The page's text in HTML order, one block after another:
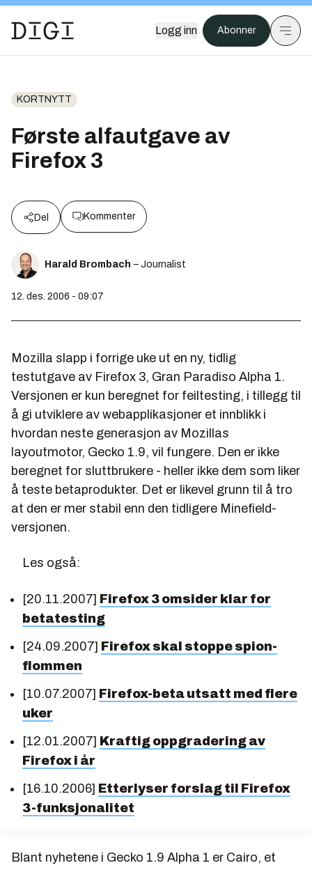
Logg inn Abonner
KORTNYTT
Første alfautgave av
Firefox 3
Del Kommenter
Harald Brombach – Journalist
12. des. 2006 - 09:07
Mozilla slapp i forrige uke ut en ny, tidlig
testutgave av Firefox 3, Gran Paradiso Alpha 1.
Versjonen er kun beregnet for feiltesting, i tillegg til
å gi utviklere av webapplikasjoner et innblikk i
hvordan neste generasjon av Mozillas
layoutmotor, Gecko 1.9, vil fungere. Den er ikke
beregnet for sluttbrukere - heller ikke dem som liker
å teste betaprodukter. Det er likevel grunn til å tro
at den er mer stabil enn den tidligere Minefield-
versjonen.
Les også:
[20.11.2007] Firefox 3 omsider klar for
betatesting
[24.09.2007] Firefox skal stoppe spion-
flommen
[10.07.2007] Firefox-beta utsatt med flere
uker
[12.01.2007] Kraftig oppgradering av
Firefox i år
[16.10.2006] Etterlyser forslag til Firefox
3-funksjonalitet
Blant nyhetene i Gecko 1.9 Alpha 1 er Cairo, et